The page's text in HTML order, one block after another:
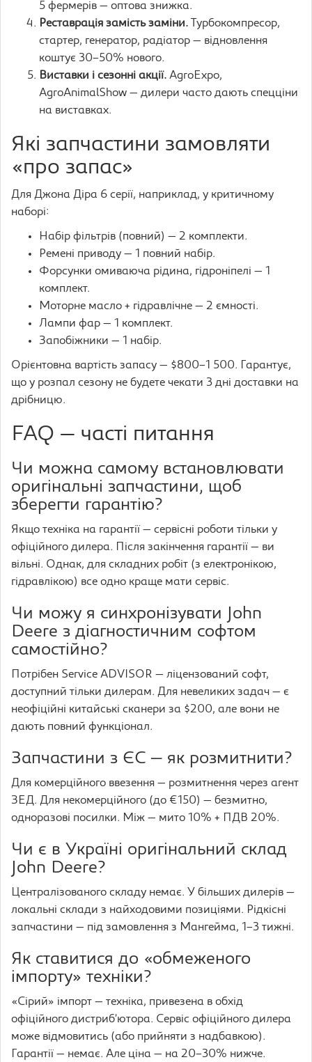
5 фермерів — оптова знижка.
Реставрація замість заміни. Турбокомпресор,
стартер, генератор, радіатор — відновлення
коштує 30–50% нового.
Виставки і сезонні акції. AgroExpo,
AgroAnimalShow — дилери часто дають спецціни
на виставках.
Які запчастини замовляти
«про запас»
Для Джона Діра 6 серії, наприклад, у критичному
наборі:
Набір фільтрів (повний) — 2 комплекти.
Ремені приводу — 1 повний набір.
Форсунки омиваюча рідина, гідроніпелі — 1
комплект.
Моторне масло + гідравлічне — 2 ємності.
Лампи фар — 1 комплект.
Запобіжники — 1 набір.
Орієнтовна вартість запасу — $800–1 500. Гарантує,
що у розпал сезону не будете чекати 3 дні доставки на
дрібницю.
FAQ — часті питання
Чи можна самому встановлювати
оригінальні запчастини, щоб
зберегти гарантію?
Якщо техніка на гарантії — сервісні роботи тільки у
офіційного дилера. Після закінчення гарантії — ви
вільні. Однак, для складних робіт (з електронікою,
гідравлікою) все одно краще мати сервіс.
Чи можу я синхронізувати John
Deere з діагностичним софтом
самостійно?
Потрібен Service ADVISOR — ліцензований софт,
доступний тільки дилерам. Для невеликих задач — є
неофіційні китайські сканери за $200, але вони не
дають повний функціонал.
Запчастини з ЄС — як розмитнити?
Для комерційного ввезення — розмитнення через агент
ЗЕД. Для некомерційного (до €150) — безмитно,
одноразові посилки. Між — мито 10% + ПДВ 20%.
Чи є в Україні оригінальний склад
John Deere?
Централізованого складу немає. У більших дилерів —
локальні склади з найходовими позиціями. Рідкісні
запчастини — під замовлення з Мангейма, 1–3 тижні.
Як ставитися до «обмеженого
імпорту» техніки?
«Сірий» імпорт — техніка, привезена в обхід
офіційного дистриб’ютора. Сервіс офіційного дилера
може відмовитись (або прийняти з надбавкою).
Гарантії — немає. Але ціна — на 20–30% нижче.